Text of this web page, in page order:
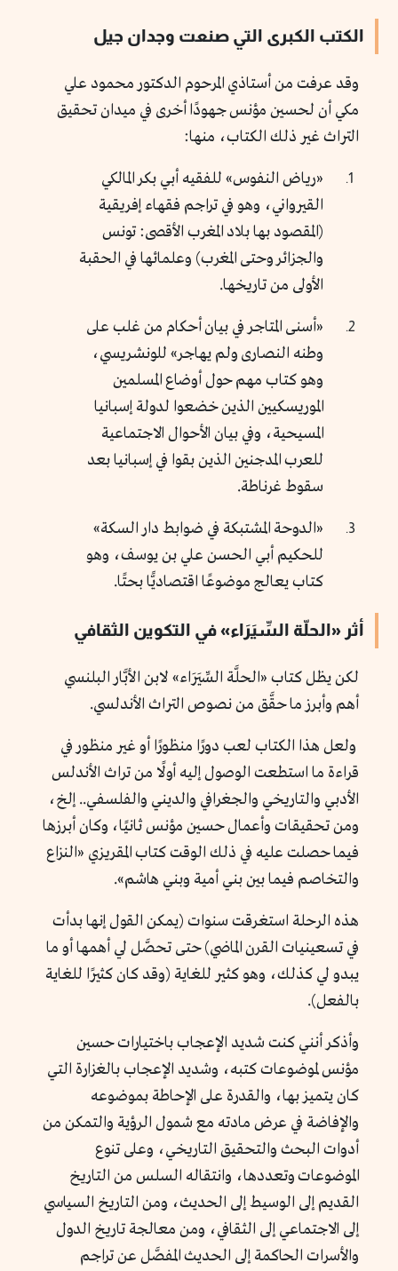
الكتب الكبرى التي صنعت وجدان جيل
وقد عرفت من أستاذي المرحوم الدكتور محمود علي
مكي أن لحسين مؤنس جهودًا أخرى في ميدان تحقيق
التراث غير ذلك الكتاب، منها:
«رياض النفوس» للفقيه أبي بكر المالكي
القيرواني، وهو في تراجم فقهاء إفريقية
(المقصود بها بلاد المغرب الأقصى: تونس
والجزائر وحتى المغرب) وعلمائها في الحقبة
الأولى من تاريخها.
«أسنى المتاجر في بيان أحكام من غلب على
وطنه النصارى ولم يهاجر» للونشريسي،
وهو كتاب مهم حول أوضاع المسلمين
الموريسكيين الذين خضعوا لدولة إسبانيا
المسيحية، وفي بيان الأحوال الاجتماعية
للعرب المدجنين الذين بقوا في إسبانيا بعد
سقوط غرناطة.
«الدوحة المشتبكة في ضوابط دار السكة»
للحكيم أبي الحسن علي بن يوسف، وهو
كتاب يعالج موضوعًا اقتصاديًّا بحتًا.
أثر «الحلّة السِّيَرَاء» في التكوين الثقافي
لكن يظل كتاب «الحلَّة السِّيَرَاء» لابن الأبَّار البلنسي
أهم وأبرز ما حقَّق من نصوص التراث الأندلسي.
ولعل هذا الكتاب لعب دورًا منظورًا أو غير منظور في
قراءة ما استطعت الوصول إليه أولًا من تراث الأندلس
الأدبي والتاريخي والجغرافي والديني والفلسفي.. إلخ،
ومن تحقيقات وأعمال حسين مؤنس ثانيًا، وكان أبرزها
فيما حصلت عليه في ذلك الوقت كتاب المقريزي «النزاع
والتخاصم فيما بين بني أمية وبني هاشم».
هذه الرحلة استغرقت سنوات (يمكن القول إنها بدأت
في تسعينيات القرن الماضي) حتى تحصَّل لي أهمها أو ما
يبدو لي كذلك، وهو كثير للغاية (وقد كان كثيرًا للغاية
بالفعل).
وأذكر أنني كنت شديد الإعجاب باختيارات حسين
مؤنس لموضوعات كتبه، وشديد الإعجاب بالغزارة التي
كان يتميز بها، والقدرة على الإحاطة بموضوعه
والإفاضة في عرض مادته مع شمول الرؤية والتمكن من
أدوات البحث والتحقيق التاريخي، وعلى تنوع
الموضوعات وتعددها، وانتقاله السلس من التاريخ
القديم إلى الوسيط إلى الحديث، ومن التاريخ السياسي
إلى الاجتماعي إلى الثقافي، ومن معالجة تاريخ الدول
والأسرات الحاكمة إلى الحديث المفصَّل عن تراجم